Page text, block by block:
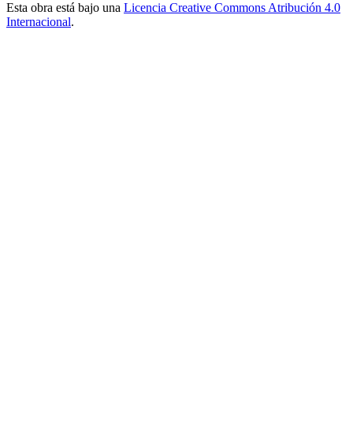
Esta obra está bajo una Licencia Creative Commons Atribución 4.0
Internacional.